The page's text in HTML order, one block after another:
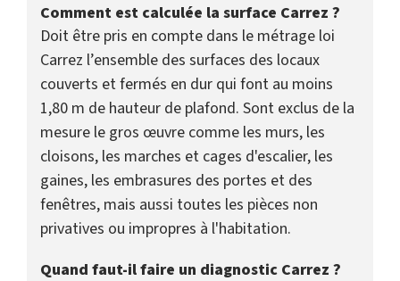
Comment est calculée la surface Carrez ?
Doit être pris en compte dans le métrage loi
Carrez l’ensemble des surfaces des locaux
couverts et fermés en dur qui font au moins
1,80 m de hauteur de plafond. Sont exclus de la
mesure le gros œuvre comme les murs, les
cloisons, les marches et cages d'escalier, les
gaines, les embrasures des portes et des
fenêtres, mais aussi toutes les pièces non
privatives ou impropres à l'habitation.
Quand faut-il faire un diagnostic Carrez ?